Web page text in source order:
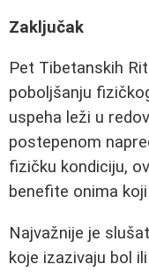
Zaključak
Pet Tibetanskih
poboljšanju
uspeha leži u
postepenom
fizičku kondiciju,
benefite onima
Najvažnije je
koje izazivaju bol